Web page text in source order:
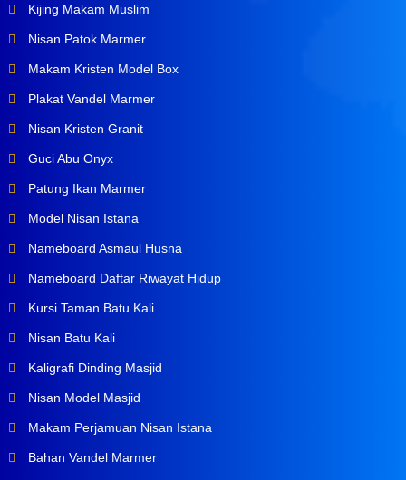
Kijing Makam Muslim
Nisan Patok Marmer
Makam Kristen Model Box
Plakat Vandel Marmer
Nisan Kristen Granit
Guci Abu Onyx
Patung Ikan Marmer
Model Nisan Istana
Nameboard Asmaul Husna
Nameboard Daftar Riwayat Hidup
Kursi Taman Batu Kali
Nisan Batu Kali
Kaligrafi Dinding Masjid
Nisan Model Masjid
Makam Perjamuan Nisan Istana
Bahan Vandel Marmer